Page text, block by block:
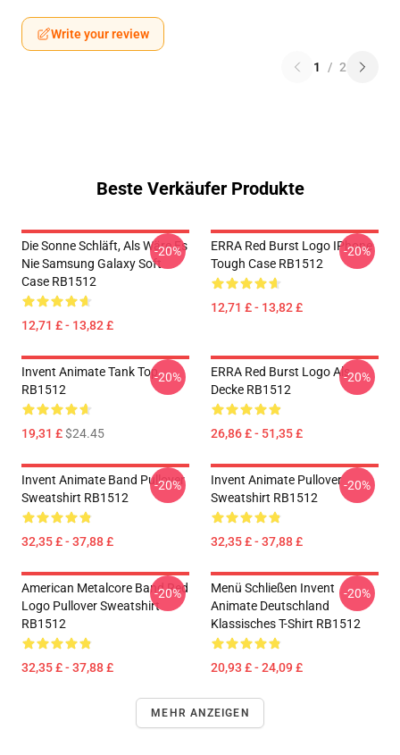
Write your review
1 / 2
Beste Verkäufer Produkte
Die Sonne Schläft, Als Wäre Es
Nie Samsung Galaxy Soft
Case RB1512
12,71 £ - 13,82 £
-20%
ERRA Red Burst Logo IPhone
Tough Case RB1512
12,71 £ - 13,82 £
-20%
Invent Animate Tank Top
RB1512
19,31 £$24.45
-20%
ERRA Red Burst Logo Als
Decke RB1512
26,86 £ - 51,35 £
-20%
Invent Animate Band Pullover
Sweatshirt RB1512
32,35 £ - 37,88 £
-20%
Invent Animate Pullover
Sweatshirt RB1512
32,35 £ - 37,88 £
-20%
American Metalcore Band Red
Logo Pullover Sweatshirt
RB1512
32,35 £ - 37,88 £
-20%
Menü Schließen Invent
Animate Deutschland
Klassisches T-Shirt RB1512
20,93 £ - 24,09 £
-20%
MEHR ANZEIGEN